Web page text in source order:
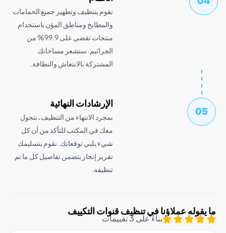
نقوم بتنظيف وتطهير جميع الحمامات
والمطابخ ومناطق المؤن باستخدام
منتجات تقضي على 99.9% من
الجراثيم. ستشعر مساحاتك
المشتركة بالانتعاش والنظافة.
الإرشادات النهائية
بمجرد الانتهاء من التنظيف، نتجول
معك في المكتب للتأكد من أن كل
شيء يلبي توقعاتك. نقوم بتسليمك
تقرير إنجاز يتضمن تفاصيل كل ما تم
عملاؤنا في تنظيف قنوات التكييف
بناءً على 3 تقييمات